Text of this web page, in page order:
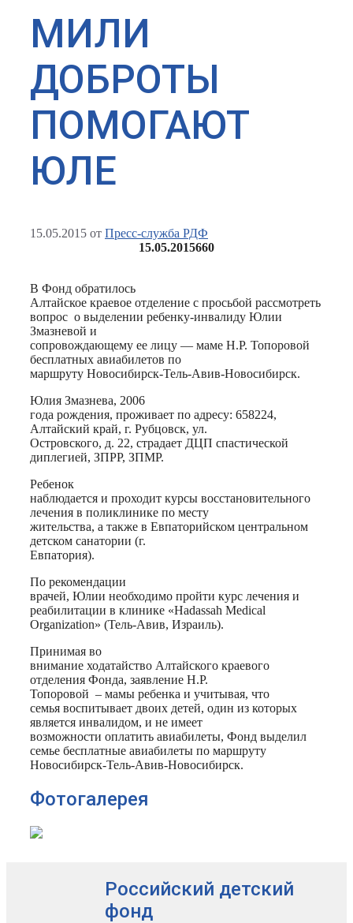
МИЛИ
ДОБРОТЫ
ПОМОГАЮТ
ЮЛЕ
15.05.2015 от Пресс-служба РДФ
15.05.2015660
В Фонд обратилось
Алтайское краевое отделение с просьбой рассмотреть
вопрос о выделении ребенку-инвалиду Юлии
Змазневой и
сопровождающему ее лицу — маме Н.Р. Топоровой
бесплатных авиабилетов по
маршруту Новосибирск-Тель-Авив-Новосибирск.
Юлия Змазнева, 2006
года рождения, проживает по адресу: 658224,
Алтайский край, г. Рубцовск, ул.
Островского, д. 22, страдает ДЦП спастической
диплегией, ЗПРР, ЗПМР.
Ребенок
наблюдается и проходит курсы восстановительного
лечения в поликлинике по месту
жительства, а также в Евпаторийском центральном
детском санатории (г.
Евпатория).
По рекомендации
врачей, Юлии необходимо пройти курс лечения и
реабилитации в клинике «Hadassah Medical
Organization» (Тель-Авив, Израиль).
Принимая во
внимание ходатайство Алтайского краевого
отделения Фонда, заявление Н.Р.
Топоровой – мамы ребенка и учитывая, что
семья воспитывает двоих детей, один из которых
является инвалидом, и не имеет
возможности оплатить авиабилеты, Фонд выделил
семье бесплатные авиабилеты по маршруту
Новосибирск-Тель-Авив-Новосибирск.
Фотогалерея
Российский детский
фонд